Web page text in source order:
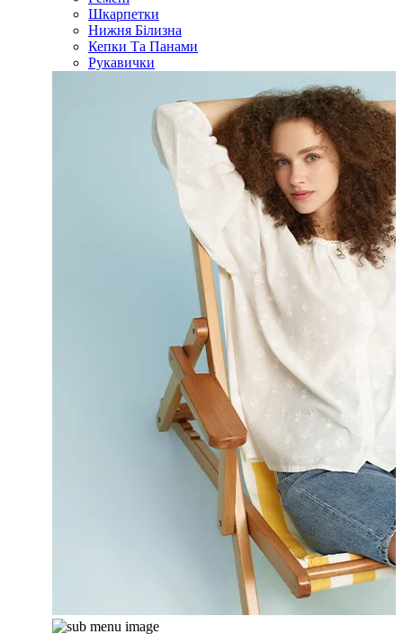
Шкарпетки
Нижня Білизна
Кепки Та Панами
Рукавички